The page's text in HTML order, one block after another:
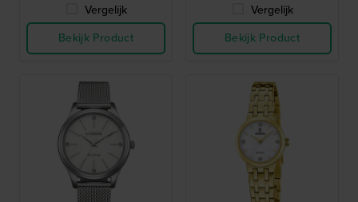
Vergelijk
Bekijk Product
Vergelijk
Bekijk Product